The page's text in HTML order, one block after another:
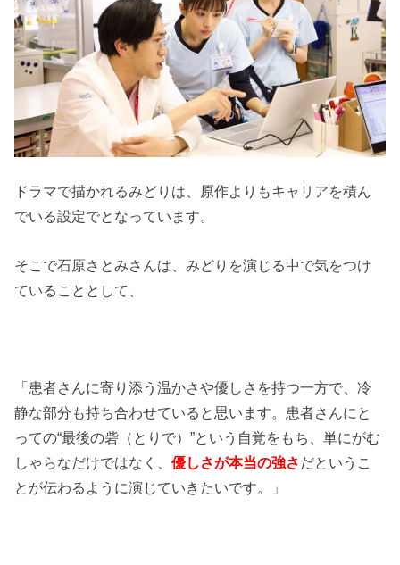
ドラマで描かれるみどりは、原作よりもキャリアを積ん
でいる設定でとなっています。
そこで石原さとみさんは、みどりを演じる中で気をつけ
ていることとして、
「患者さんに寄り添う温かさや優しさを持つ一方で、冷
静な部分も持ち合わせていると思います。患者さんにと
っての“最後の砦（とりで）”という自覚をもち、単にがむ
しゃらなだけではなく、優しさが本当の強さだというこ
とが伝わるように演じていきたいです。」